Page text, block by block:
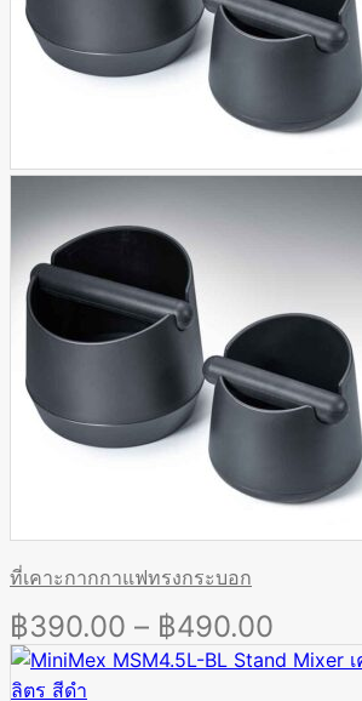
ที่เคาะกากกาแฟทรงกระบอก
฿390.00 – ฿490.00
range: